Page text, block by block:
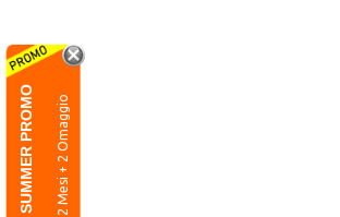
SUMMER PROMO 2 Mesi + 2 Omaggio